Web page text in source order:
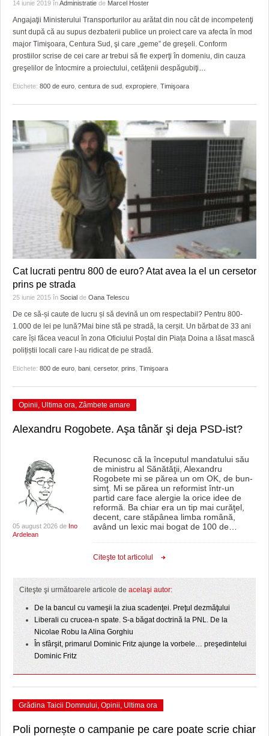
GRĂDINA TAICII DOMNULUI
ZIARISTU’ DE TERASĂ
CU OIŞTEA-N KIERKEGAARD
CRONICĂ DE FILM
UNDE MERGEM
FILME DOCUMENTARE
ACCIDENTE
ANUNŢURI
INFO SI UTILE
JUSTITIE
FILME DOCUMENTARE
CLIPURI VIDEO
JOCURI ONLINE
DIVERSE
FARMACII DIN TIMIŞOARA
HARTA TIMIŞOAREI
LICEE, ŞCOLI ŞI GRĂDINIŢE DIN TIMIŞ
PRIMĂRIILE DIN TIMIŞ
SFATUL MEDICULUI
SFATURI JURIDICE
14 iunie 2019 înAdministratie de Marcel Hoster
Angajaţii Ministerului Transporturilor au arătat din nou cât de incompetenţi
sunt după că au supus dezbaterii publice un proiect care va afecta în mod
major Timişoara, Centura Sud, şi care „geme” de greşeli. Conform
prostiilor scrise de cei care ar trebui să fie experţi în domeniu, din cauza
greşelilor de întocmire a proiectului, cetăţenii despăgubiţi…
Etichete: 800 de euro centura de sud expropiere Timişoara
Cat lucrati pentru 800 de euro? Atat avea la el un cersetor
prins pe strada
25 iunie 2015 în Social de Oana Telescu
De ce să-și caute de lucru și să devină un om respectabil? Pentru 800-
1.000 de lei pe lună?Mai bine stă pe stradă, la cerșit. Un bărbat de 33 ani
care își făcea veacul în zona Oficiului Poștal din Piața Doina a lăsat mască
polițiștii locali care l-au ridicat de pe stradă.
Etichete: 800 de euro bani cersetor, prins Timişoara
Opinii, Ultima ora, Zâmbete amare
Alexandru Rogobete. Aşa tânăr şi deja PSD-ist?
05 august 2026 de Ino
Ardelean
Recunosc că la începutul mandatului său
de ministru al Sănătăţii, Alexandru
Rogobete mi se părea un om OK, de bun-
simţ. Mi se părea un reformist într-un
partid care face alergie la orice idee de
reformă. Ba chiar era un tip mai curăţel,
decent, care stăpânea limba română,
având un lexic mai bogat de 100 de…
Citeşte tot articolul
Citeşte şi următoarele articole de acelaşi autor:
De la bancul cu vameşii la ziua scadenţei. Preţul dezmăţului
Liberali cu crucea-n spate. S-a băgat doctrină la PNL. De la
Nicolae Robu la Alina Gorghiu
În sfârşit, primarul Dominic Fritz ajunge la vorbele… preşedintelui
Dominic Fritz
Grădina Taicii Domnului, Opinii, Ultima ora
Poli pornește o campanie pe care poate scrie chiar